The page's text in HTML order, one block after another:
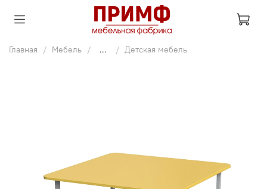
Главная Мебель ... Детская мебель